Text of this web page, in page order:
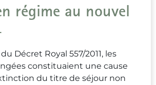
régime au nouvel
Décret Royal 557/2011, les
constituaient une cause
du titre de séjour non